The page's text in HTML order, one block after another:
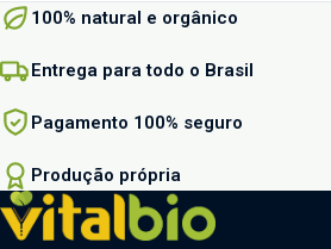
100% natural e orgânico
Entrega para todo o Brasil
Pagamento 100% seguro
Produção própria